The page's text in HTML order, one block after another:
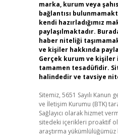
marka, kurum veya
bağlantısı
kendi hazırladığımız
paylaşılmaktadır.
haber niteliği
ve kişiler hakkında
Gerçek kurum ve
tamamen tesadüfidir.
halindedir ve tavsiye
Sitemiz, 5651 Sayılı
ve İletişim Kurumu (BTK)
Sağlayıcı olarak hizmet
sitedeki içerikleri proaktif
araştırma